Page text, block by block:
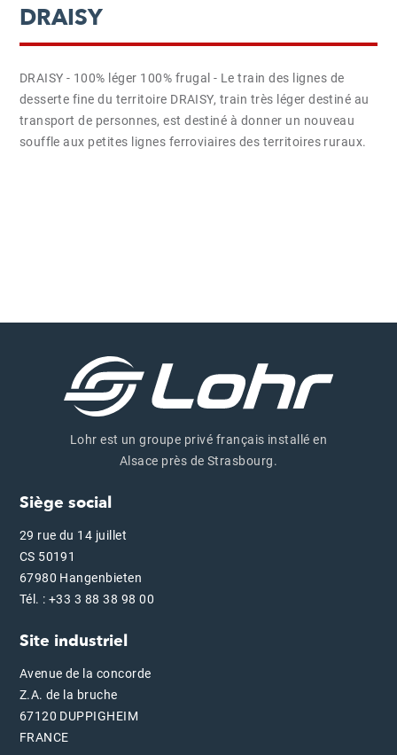
DRAISY
DRAISY - 100% léger 100% frugal - Le train des lignes de
desserte fine du territoire DRAISY, train très léger destiné au
transport de personnes, est destiné à donner un nouveau
souffle aux petites lignes ferroviaires des territoires ruraux.
Lohr est un groupe privé français installé en
Alsace près de Strasbourg.
Siège social
29 rue du 14 juillet
CS 50191
67980 Hangenbieten
Tél. : +33 3 88 38 98 00
Site industriel
Avenue de la concorde
Z.A. de la bruche
67120 DUPPIGHEIM
FRANCE